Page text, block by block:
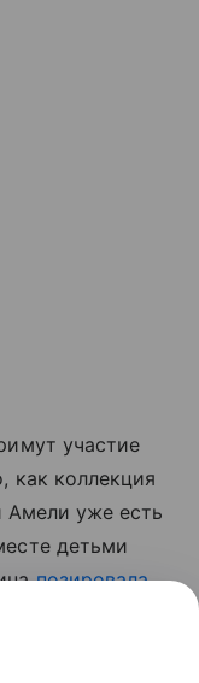
участие
как коллекция
Амели уже есть
детьми
позировала
дети-модели из